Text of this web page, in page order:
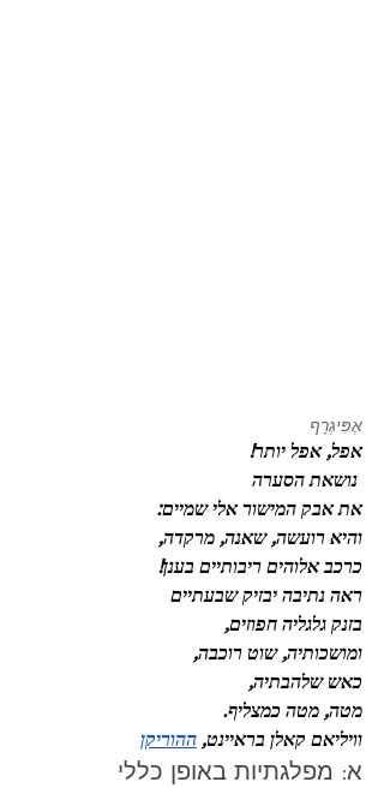
אֶפִּיגְרָף
אפל, אפל יותר!
נושאת הסערה
את אבק המישור אלי שמיים:
והיא רועשה, שאנה, מרקדה,
כרכב אלוהים ריבותיים בענן!
ראה נתיבה יבזיק שבעתיים
בזנק גלגליה חפוזים,
ומושכותיה, שוט רוכבה,
כאש שלהבתיה,
מטה, מטה כמצליף.
וויליאם קאלן בראיינט, ההוריקן
א: מפלגתיות באופן כללי